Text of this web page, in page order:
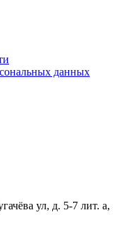
данных
ул, д. 5-7 лит. а,